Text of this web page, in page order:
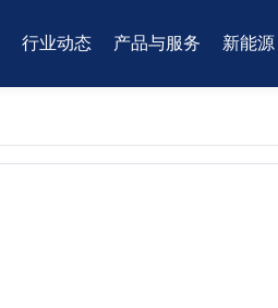
行业动态 产品与服务 新能源